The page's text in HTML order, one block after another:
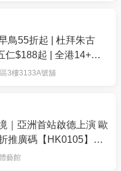
選擇在「第1級別」
。
港迪士尼樂園服務
園度假區的官方網
訊。
鳥55折起 | 杜拜朱古
仁$188起 | 全港14+分
3樓3133A號舖
｜亞洲首站啟德上演 歐
推廣碼【HK0105】門
館
藝館